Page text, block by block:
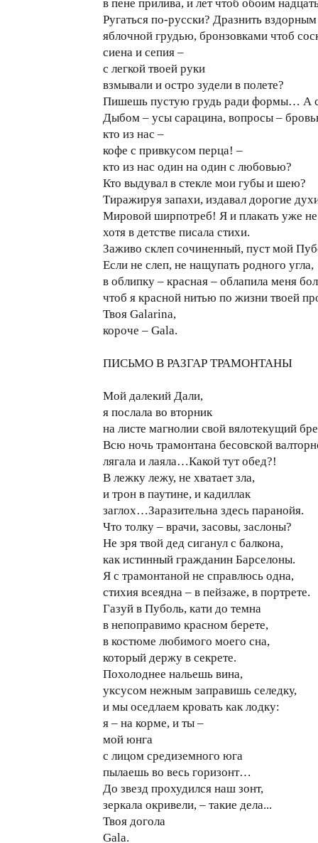
в пене прилива, и лет чтоб обоим
Ругаться по-русски? Дразнить
яблочной грудью, бронзовками чтоб
сиена и сепия –
с легкой твоей руки
взмывали и остро зудели в полете?
Пишешь пустую грудь ради формы… А
Дыбом – усы сарацина, вопросы –
кто из нас –
кофе с привкусом перца! –
кто из нас один на один с любовью?
Кто выдувал в стекле мои губы и шею?
Тиражируя запахи, издавал дорогие
Мировой ширпотреб! Я и плакать уже
хотя в детстве писала стихи.
Заживо склеп сочиненный, пуст мой
Если не слеп, не нащупать родного угла,
в облипку – красная – облапила меня
чтоб я красной нитью по жизни твоей
Твоя Galarina,
короче – Gala.
ПИСЬМО В РАЗГАР ТРАМОНТАНЫ
Мой далекий Дали,
я послала во вторник
на листе магнолии свой вялотекущий
Всю ночь трамонтана бесовской
лягала и лаяла…Какой тут обед?!
В лежку лежу, не хватает зла,
и трон в паутине, и кадиллак
заглох…Заразительна здесь паранойя.
Что толку – врачи, засовы, заслоны?
Не зря твой дед сиганул с балкона,
как истинный гражданин Барселоны.
Я с трамонтаной не справлюсь одна,
стихия всеядна – в пейзаже, в портрете.
Газуй в Пуболь, кати до темна
в непоправимо красном берете,
в костюме любимого моего сна,
который держу в секрете.
Похолоднее нальешь вина,
уксусом нежным заправишь селедку,
и мы оседлаем кровать как лодку:
я – на корме, и ты –
мой юнга
с лицом средиземного юга
пылаешь во весь горизонт…
До звезд прохудился наш зонт,
зеркала окривели, – такие дела...
Твоя догола
Gala.